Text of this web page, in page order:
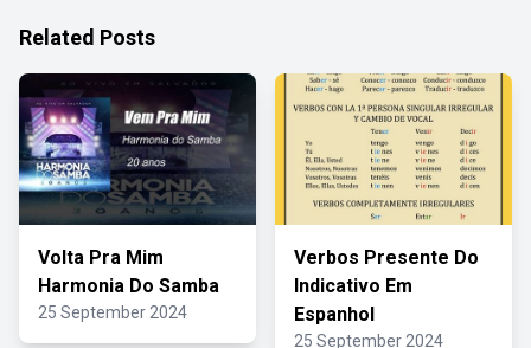
Related Posts
Volta Pra Mim
Harmonia Do Samba
25 September 2024
Verbos Presente Do
Indicativo Em
Espanhol
25 September 2024